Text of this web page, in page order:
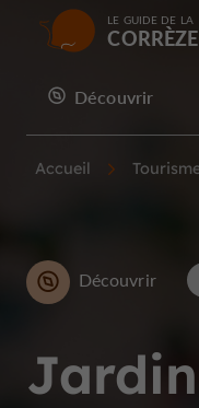
LE GUIDE DE LA
CORRÈZE
Découvrir
Accueil
Découvrir